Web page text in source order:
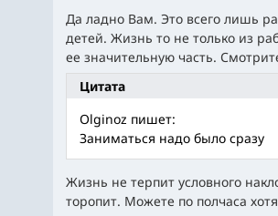
Да ладно Вам. Это всего лишь
детей. Жизнь то не только из
ее значительную часть.
Цитата
Olginoz пишет:
Заниматься надо было сразу
Жизнь не терпит условного
торопит. Можете по полчаса